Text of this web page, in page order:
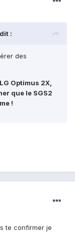
:
des
Optimus 2X,
que le SGS2
!
te confirmer je